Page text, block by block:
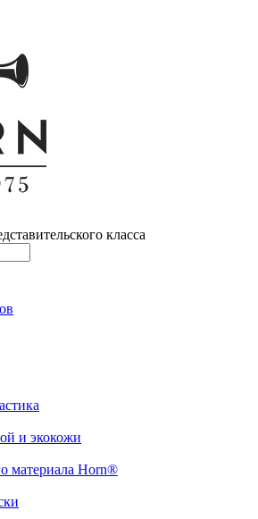
класса
и экокожи
материала Horn®